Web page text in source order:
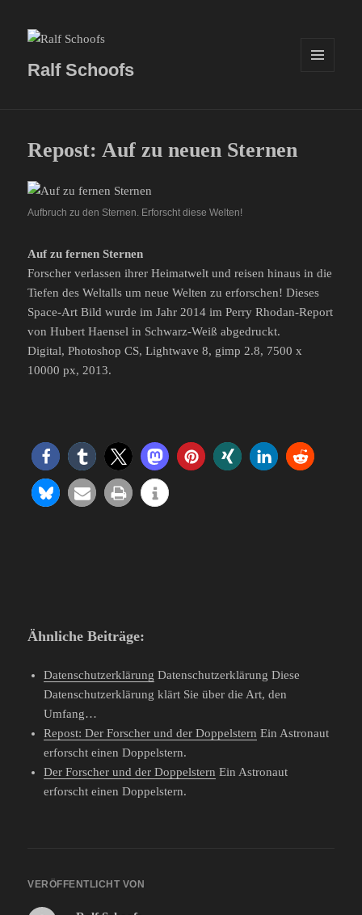
Ralf Schoofs
Repost: Auf zu neuen Sternen
Aufbruch zu den Sternen. Erforscht diese Welten!
Auf zu fernen Sternen
Forscher verlassen ihrer Heimatwelt und reisen hinaus in die
Tiefen des Weltalls um neue Welten zu erforschen! Dieses
Space-Art Bild wurde im Jahr 2014 im Perry Rhodan-Report
von Hubert Haensel in Schwarz-Weiß abgedruckt.
Digital, Photoshop CS, Lightwave 8, gimp 2.8, 7500 x
10000 px, 2013.
Ähnliche Beiträge:
Datenschutzerklärung Datenschutzerklärung Diese
Datenschutzerklärung klärt Sie über die Art, den
Umfang…
Repost: Der Forscher und der Doppelstern Ein Astronaut
erforscht einen Doppelstern.
Der Forscher und der Doppelstern Ein Astronaut
erforscht einen Doppelstern.
VERÖFFENTLICHT VON